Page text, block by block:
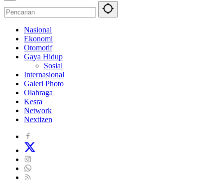
Nasional
Ekonomi
Otomotif
Gaya Hidup
Sosial
Internasional
Galeri Photo
Olahraga
Kesra
Network
Nextizen